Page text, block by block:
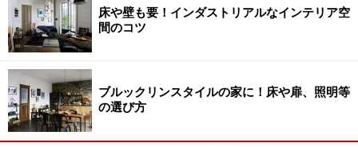
があります。
ここで注意したいのは、現在台所などに自主設置されて
いる「ガス漏れ警報器」と混同しないこと。「ガス漏れ
警報器」はガス漏れや一酸化炭素を検知するもの。今回
設置が義務化されている「住宅用火災警報器」は煙や熱
を検知するものです。
床や壁も要！インダストリアルなインテリア空
間のコツ
ブルックリンスタイルの家に！床や扉、照明等
の選び方